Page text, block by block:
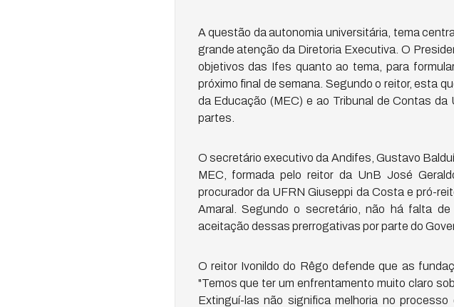
A questão da autonomia universitária, tema
grande atenção da Diretoria Executiva. O
objetivos das Ifes quanto ao tema, para
próximo final de semana. Segundo o reitor, esta
da Educação (MEC) e ao Tribunal de Contas
partes.
O secretário executivo da Andifes, Gustavo
MEC, formada pelo reitor da UnB José
procurador da UFRN Giuseppi da Costa e pró-
Amaral. Segundo o secretário, não há falta
aceitação dessas prerrogativas por parte do
O reitor Ivonildo do Rêgo defende que as
"Temos que ter um enfrentamento muito claro
Extinguí-las não significa melhoria no